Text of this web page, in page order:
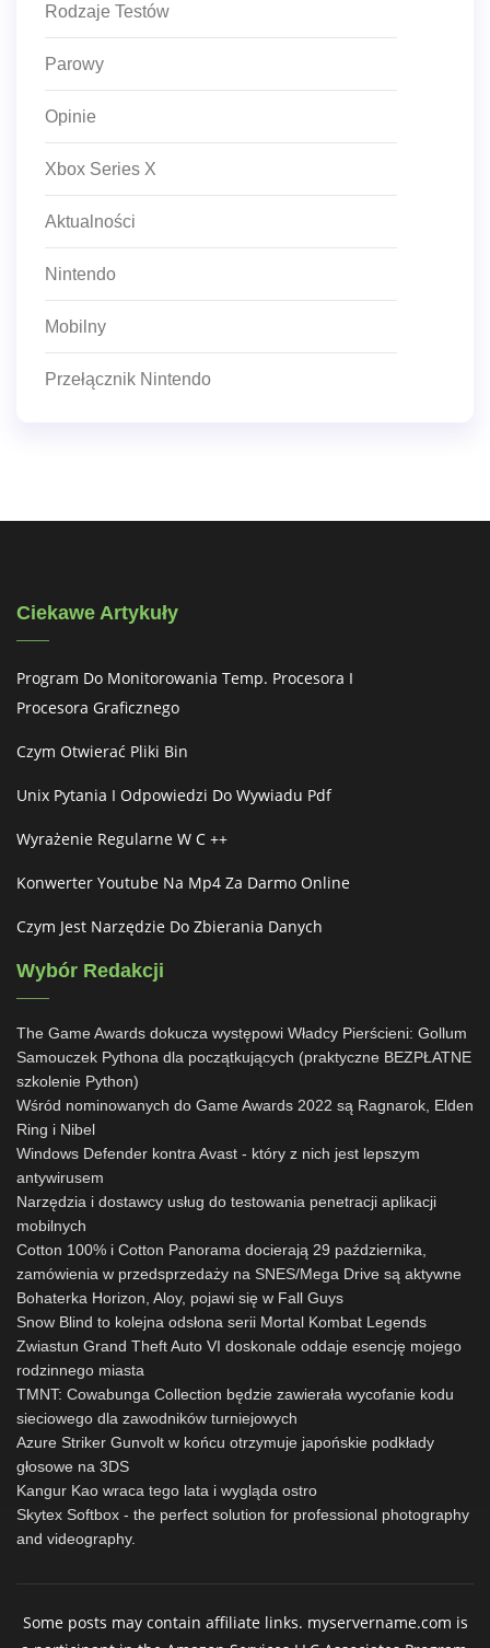
Rodzaje Testów
Parowy
Opinie
Xbox Series X
Aktualności
Nintendo
Mobilny
Przełącznik Nintendo
Ciekawe Artykuły
Program Do Monitorowania Temp. Procesora I
Procesora Graficznego
Czym Otwierać Pliki Bin
Unix Pytania I Odpowiedzi Do Wywiadu Pdf
Wyrażenie Regularne W C ++
Konwerter Youtube Na Mp4 Za Darmo Online
Czym Jest Narzędzie Do Zbierania Danych
Wybór Redakcji
The Game Awards dokucza występowi Władcy Pierścieni: Gollum
Samouczek Pythona dla początkujących (praktyczne BEZPŁATNE
szkolenie Python)
Wśród nominowanych do Game Awards 2022 są Ragnarok, Elden
Ring i Nibel
Windows Defender kontra Avast - który z nich jest lepszym
antywirusem
Narzędzia i dostawcy usług do testowania penetracji aplikacji
mobilnych
Cotton 100% i Cotton Panorama docierają 29 października,
zamówienia w przedsprzedaży na SNES/Mega Drive są aktywne
Bohaterka Horizon, Aloy, pojawi się w Fall Guys
Snow Blind to kolejna odsłona serii Mortal Kombat Legends
Zwiastun Grand Theft Auto VI doskonale oddaje esencję mojego
rodzinnego miasta
TMNT: Cowabunga Collection będzie zawierała wycofanie kodu
sieciowego dla zawodników turniejowych
Azure Striker Gunvolt w końcu otrzymuje japońskie podkłady
głosowe na 3DS
Kangur Kao wraca tego lata i wygląda ostro
Skytex Softbox - the perfect solution for professional photography
and videography.
Some posts may contain affiliate links. myservername.com is